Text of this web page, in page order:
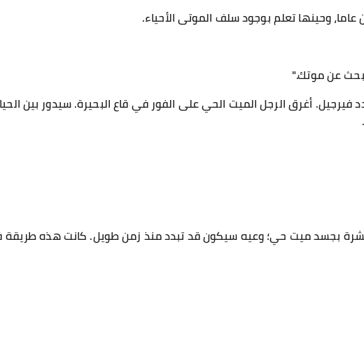
وحينها تعلم بوجود سلف الموتى الأحياء.
عن موتك."
فيرجيل. أغرق الرجل الميت الحي على الفور في قاع البحيرة. سيدور بين
بجسد ميت حي؛ وعيه سيكون قد تبدد منذ زمن طويل. كانت هذه